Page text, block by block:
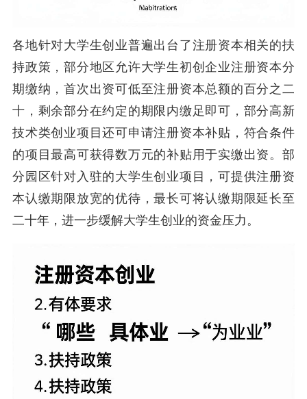
各地针对大学生创业普遍出台了注册资本相关的扶
持政策，部分地区允许大学生初创企业注册资本分
期缴纳，首次出资可低至注册资本总额的百分之二
十，剩余部分在约定的期限内缴足即可，部分高新
技术类创业项目还可申请注册资本补贴，符合条件
的项目最高可获得数万元的补贴用于实缴出资。部
分园区针对入驻的大学生创业项目，可提供注册资
本认缴期限放宽的优待，最长可将认缴期限延长至
二十年，进一步缓解大学生创业的资金压力。